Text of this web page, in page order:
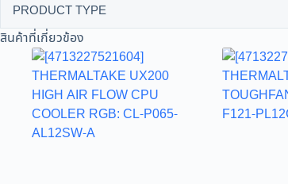
PRODUCT TYPE
สินค้าที่เกี่ยวข้อง